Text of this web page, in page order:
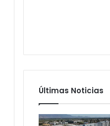
Últimas Noticias